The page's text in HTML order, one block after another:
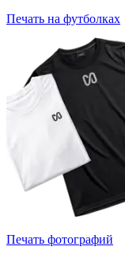
Печать на футболках
Печать фотографий